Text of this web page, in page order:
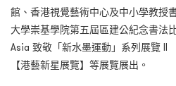
館、香港視覺藝術中心及中小學教授
大學崇基學院第五屆區建公紀念書法
Asia 致敬「新水墨運動」系列展覽 II
【港藝新星展覽】等展覽展出。